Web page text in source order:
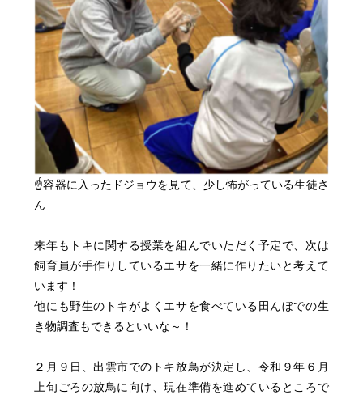
☝容器に入ったドジョウを見て、少し怖がっている生徒さ
ん
来年もトキに関する授業を組んでいただく予定で、次は
飼育員が手作りしているエサを一緒に作りたいと考えて
います！
他にも野生のトキがよくエサを食べている田んぼでの生
き物調査もできるといいな～！
２月９日、出雲市でのトキ放鳥が決定し、令和９年６月
上旬ごろの放鳥に向け、現在準備を進めているところで